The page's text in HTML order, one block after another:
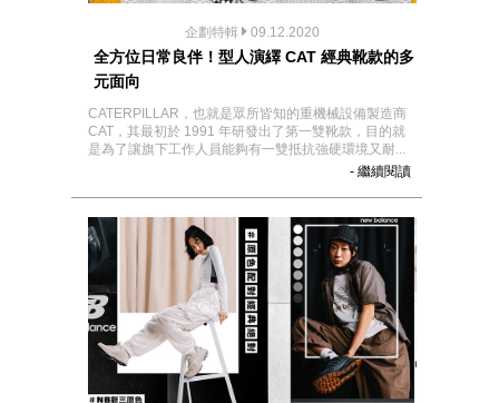
企劃特輯 09.12.2020
全方位日常良伴！型人演繹 CAT 經典靴款的多
元面向
CATERPILLAR，也就是眾所皆知的重機械設備製造商
CAT，其最初於 1991 年研發出了第一雙靴款，目的就
是為了讓旗下工作人員能夠有一雙抵抗強硬環境又耐...
- 繼續閱讀